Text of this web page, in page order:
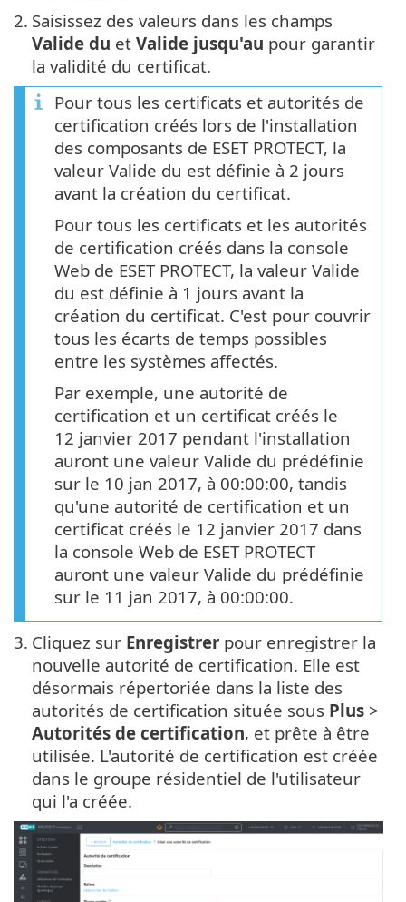
2. Saisissez des valeurs dans les champs
Valide du et Valide jusqu'au pour garantir
la validité du certificat.
Pour tous les certificats et autorités de
certification créés lors de l'installation
des composants de ESET PROTECT, la
valeur Valide du est définie à 2 jours
avant la création du certificat.
Pour tous les certificats et les autorités
de certification créés dans la console
Web de ESET PROTECT, la valeur Valide
du est définie à 1 jours avant la
création du certificat. C'est pour couvrir
tous les écarts de temps possibles
entre les systèmes affectés.
Par exemple, une autorité de
certification et un certificat créés le
12 janvier 2017 pendant l'installation
auront une valeur Valide du prédéfinie
sur le 10 jan 2017, à 00:00:00, tandis
qu'une autorité de certification et un
certificat créés le 12 janvier 2017 dans
la console Web de ESET PROTECT
auront une valeur Valide du prédéfinie
sur le 11 jan 2017, à 00:00:00.
3. Cliquez sur Enregistrer pour enregistrer la
nouvelle autorité de certification. Elle est
désormais répertoriée dans la liste des
autorités de certification située sous Plus >
Autorités de certification, et prête à être
utilisée. L'autorité de certification est créée
dans le groupe résidentiel de l'utilisateur
qui l'a créée.